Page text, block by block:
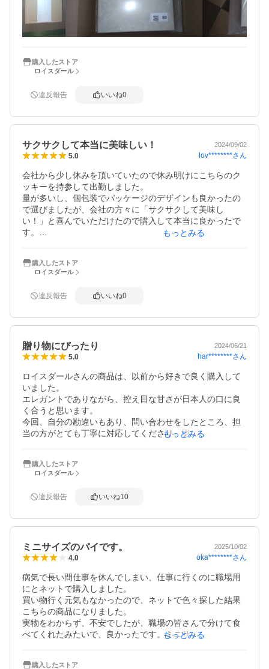
購入したストア
ロイスダール
違反報告 いいね0
サクサクして本当に美味しい！ 2024/09/02
5.0 lov********さん
会社から少し休みを頂いていたので休み明けにこちらのク
ッキーを持参して出勤しました。
量が多いし、個包装でパッケージのデザインも良かったの
で選びましたが、会社の方々に「サクサクして美味し
い！」と喜んでいただけたので購入して本当に良かったで
す。
もっとみる
購入したストア
ロイスダール
違反報告 いいね0
贈り物にぴったり 2024/06/21
5.0 har********さん
ロイスダールさんの商品は、以前から好きで良く購入して
いました。
エレガントでありながら、控え目な甘さが日本人の口に良
く合うと思います。
今回、自分の勘違いもあり、問い合わせをしたところ、担
当の方がとても丁寧に対応してくださり、更に好感度が上
思います。
もっとみる
購入したストア
ロイスダール
違反報告 いいね10
ミニサイズのパイです。 2025/10/02
4.0 oka********さん
病気で長い間仕事を休んでしまい、仕事に行くのに職場用
にとネットで購入しました。
買い物行く元気もなかったので、ネットで色々探した結果
こちらの商品になりました。
実物をわからず、不安でしたが、職場の皆さんで分けて食
べてくれたみたいで、良かったです。ミニサイズのパイで
もっとみる
購入したストア